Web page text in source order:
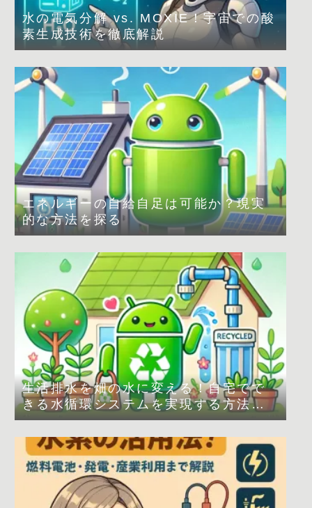
水の電気分解 vs. MOXIE！宇宙での酸
素生成技術を徹底解説
エネルギーの自給自足は可能か？現実
的な方法を探る
生活排水を畑の水に変える！自宅でで
きる水循環システムを実現する方法
は？